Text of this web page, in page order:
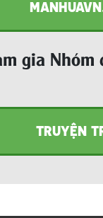
gia
TRUYỆN